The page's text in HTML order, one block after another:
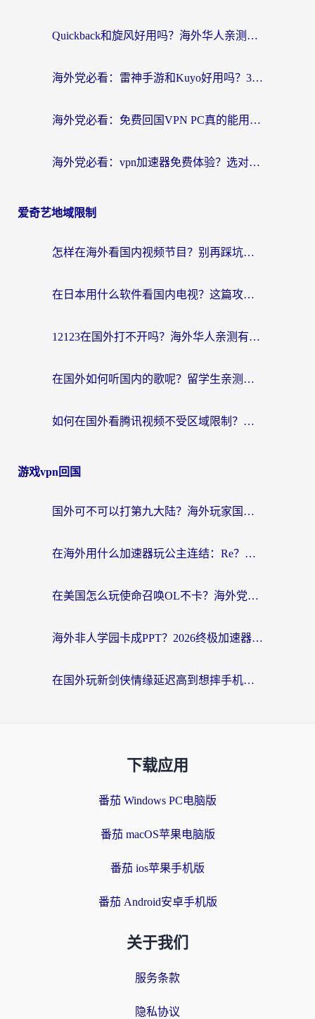
Quickback和旋风好用吗？海外华人亲测：选对回国加速器才能无缝看央视5
海外党必看：雷神手游和Kuyo好用吗？3款回国加速器实测+避坑指南
海外党必看：免费回国VPN PC真的能用？附国内高速VPN选择全攻略
海外党必看：vpn加速器免费体验？选对回国加速器才能无缝刷国内剧玩国服
爱奇艺地域限制
怎样在海外看国内视频节目？别再踩坑！留学生和海外华人的专属解决方案
在日本用什么软件看国内电视？这篇攻略帮你告别地域限制
12123在国外打不开吗？海外华人亲测有效的回国加速方案
在国外如何听国内的歌呢？留学生亲测有效的回国加速方案
如何在国外看腾讯视频不受区域限制？留学生亲测有效的回国加速指南
游戏vpn回国
国外可不可以打第九大陆？海外玩家国服畅玩终极指南（附3大热门游戏解决妙招）
在海外用什么加速器玩公主连结：Re？老玩家亲测的稳定方案来了
在美国怎么玩使命召唤OL不卡？海外党亲测有效的国服游戏加速器指南
海外非人学园卡成PPT？2026终极加速器指南：从暗区突围到王国纪元，一篇搞定
在国外玩新剑侠情缘延迟高到想摔手机？海外玩家亲测有效的加速器选择指南
下载应用
番茄 Windows PC电脑版
番茄 macOS苹果电脑版
番茄 ios苹果手机版
番茄 Android安卓手机版
关于我们
服务条款
隐私协议